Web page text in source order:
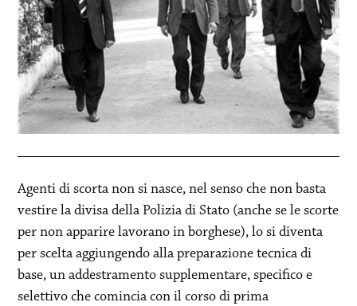
Agenti di scorta non si nasce, nel senso che non basta
vestire la divisa della Polizia di Stato (anche se le scorte
per non apparire lavorano in borghese), lo si diventa
per scelta aggiungendo alla preparazione tecnica di
base, un addestramento supplementare, specifico e
selettivo che comincia con il corso di prima